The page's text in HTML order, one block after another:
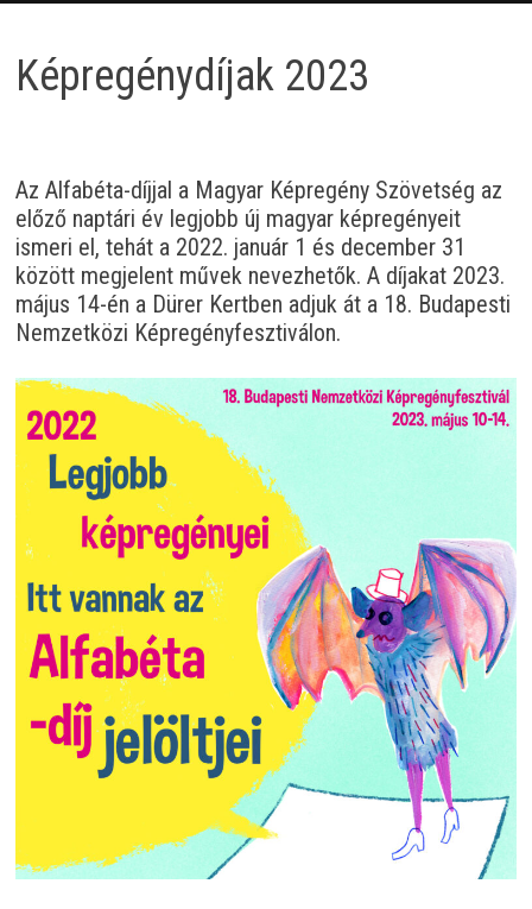
Képregénydíjak 2023
Az Alfabéta-díjjal a Magyar Képregény Szövetség az
előző naptári év legjobb új magyar képregényeit
ismeri el, tehát a 2022. január 1 és december 31
között megjelent művek nevezhetők. A díjakat 2023.
május 14-én a Dürer Kertben adjuk át a 18. Budapesti
Nemzetközi Képregényfesztiválon.